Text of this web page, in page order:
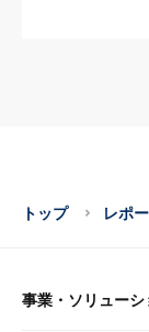
トップ レポ
事業・ソリューシ